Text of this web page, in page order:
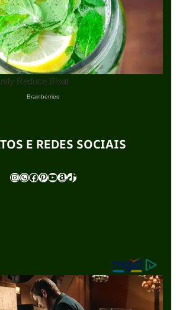
E REDES SOCIAIS
InstagramWhatsApp Facebook Pinterest Youtube Amazon TikTok